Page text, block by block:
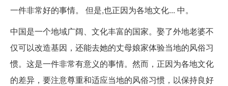
一件非常好的事情。 但是,也正因为各地文化... 中。
中国是一个地域广阔、文化丰富的国家。娶了外地老婆不
仅可以改造基因，还能去她的丈母娘家体验当地的风俗习
惯。这是一件非常有意义的事情。然而，正因为各地文化
的差异，要注意尊重和适应当地的风俗习惯，以保持良好